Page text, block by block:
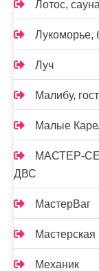
Лотос, сауна
Лукоморье,
Луч
Малибу,
Малые
МАСТЕР-
ДВС
МастерВаг
Мастерская
Механик